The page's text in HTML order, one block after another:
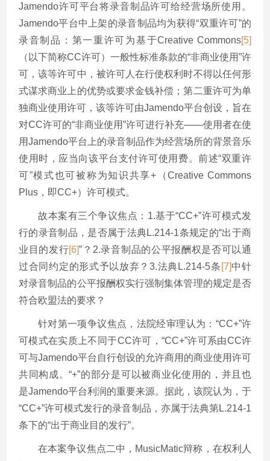
Jamendo许可平台将录音制品许可给经营场所使用。
Jamendo平台中上架的录音制品均为获得“双重许可”的
录音制品：第一重许可为基于Creative Commons[5]
（以下简称CC许可）一般性标准条款的“非商业使用”许
可，该等许可中，被许可人在行使权利时不得以任何形
式谋求商业上的优势或要求金钱补偿；第二重许可为单
独商业使用许可，该等许可由Jamendo平台创设，旨在
对CC许可的“非商业使用”许可进行补充——使用者在使
用Jamendo平台上的录音制品作为经营场所的背景音乐
使用时，应当向该平台支付许可使用费。前述“双重许
可”模式也可被称为知识共享+（Creative Commons
Plus，即CC+）许可模式。
故本案有三个争议焦点：1.基于“CC+”许可模式发
行的录音制品，是否属于法典L.214-1条规定的“出于商
业目的发行[6]”？2.录音制品的公平报酬权是否可以通
过合同约定的形式予以放弃？3.法典L.214-5条 [7]中针
对录音制品的公平报酬权实行强制集体管理的规定是否
符合欧盟法的要求？
针对第一项争议焦点，法院经审理认为：“CC+”许
可模式在实质上不同于CC许可，“CC+”许可系由CC许
可与Jamendo平台自行创设的允许商用的商业使用许可
共同构成。“+”的部分是可以被商业化使用的，并且也
是Jamendo平台利润的重要来源。据此，该院认为，于
“CC+”许可模式发行的录音制品，亦属于法典第L.214-1
条下的“出于商业目的发行”。
在本案争议焦点二中，MusicMatic辩称，在权利人